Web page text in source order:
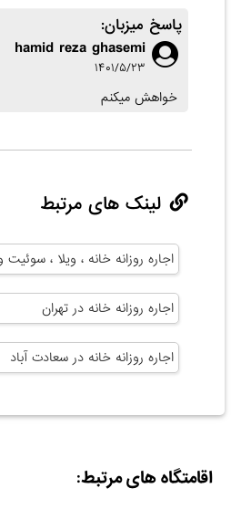
پاسخ میزبان:
hamid reza ghasemi
۱۴۰۱/۵/۲۳
خواهش میکنم
لینک های مرتبط
اجاره روزانه خانه ، ویلا ، سوئیت
اجاره روزانه خانه در تهران
اجاره روزانه خانه در سعادت آباد
اقامتگاه های مرتبط: